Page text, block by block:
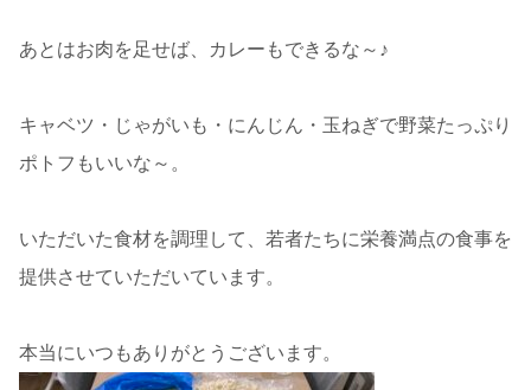
あとはお肉を足せば、カレーもできるな～♪
キャベツ・じゃがいも・にんじん・玉ねぎで野菜たっぷり
ポトフもいいな～。
いただいた食材を調理して、若者たちに栄養満点の食事を
提供させていただいています。
本当にいつもありがとうございます。